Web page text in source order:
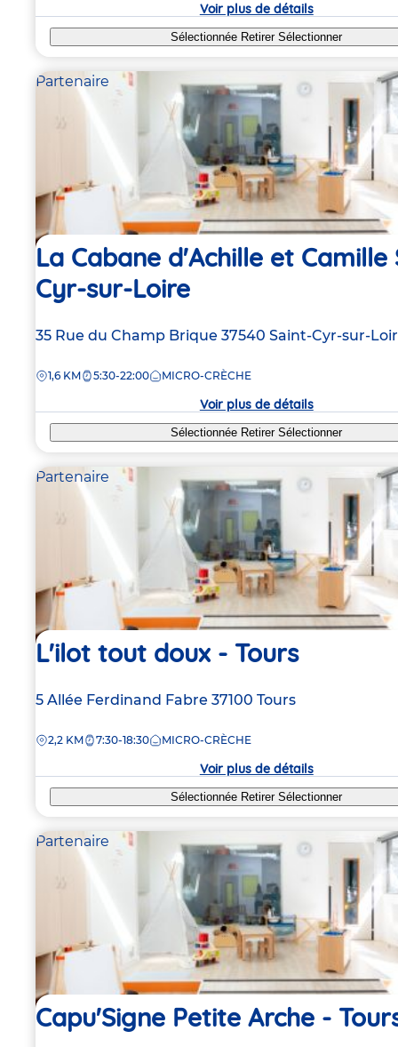
Voir plus de détails
Sélectionnée RetirerSélectionner
Partenaire
La Cabane d'Achille et Camille
Cyr-sur-Loire
Adresse
la
35 Rue du Champ Brique 37540 Saint-Cyr-sur-
DISTANCE
1,6 KM 5:30-22:00 MICRO-CRÈCHE
Voir plus de détails
Sélectionnée RetirerSélectionner
Partenaire
L'ilot tout doux - Tours
Adresse
la
5 Allée Ferdinand Fabre 37100 Tours
DISTANCE
2,2 KM 7:30-18:30 MICRO-CRÈCHE
Voir plus de détails
Sélectionnée RetirerSélectionner
Partenaire
Capu'Signe Petite Arche -